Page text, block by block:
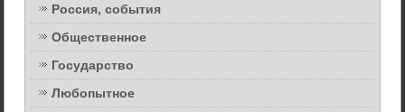
Россия, события
Общественное
Государство
Любопытное